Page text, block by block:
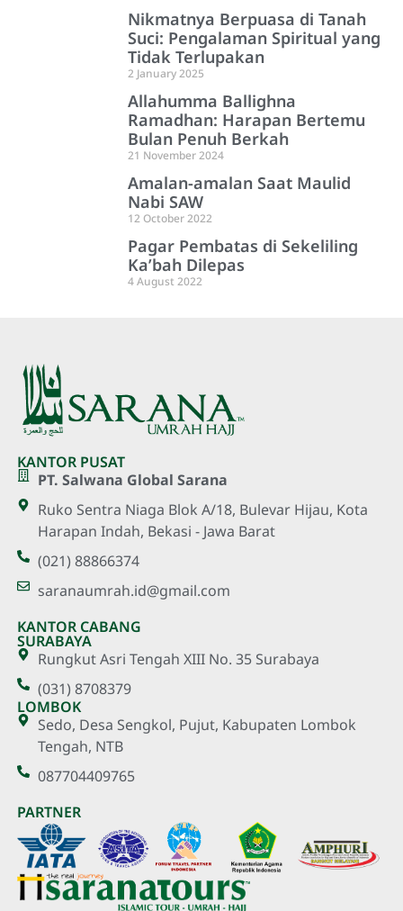
Nikmatnya Berpuasa di Tanah
Suci: Pengalaman Spiritual yang
Tidak Terlupakan
2 January 2025
Allahumma Ballighna
Ramadhan: Harapan Bertemu
Bulan Penuh Berkah
21 November 2024
Amalan-amalan Saat Maulid
Nabi SAW
12 October 2022
Pagar Pembatas di Sekeliling
Ka’bah Dilepas
4 August 2022
KANTOR PUSAT
PT. Salwana Global Sarana
Ruko Sentra Niaga Blok A/18, Bulevar Hijau, Kota
Harapan Indah, Bekasi - Jawa Barat
(021) 88866374
saranaumrah.id@gmail.com
KANTOR CABANG
SURABAYA
Rungkut Asri Tengah XIII No. 35 Surabaya
(031) 8708379
LOMBOK
Sedo, Desa Sengkol, Pujut, Kabupaten Lombok
Tengah, NTB
087704409765
PARTNER